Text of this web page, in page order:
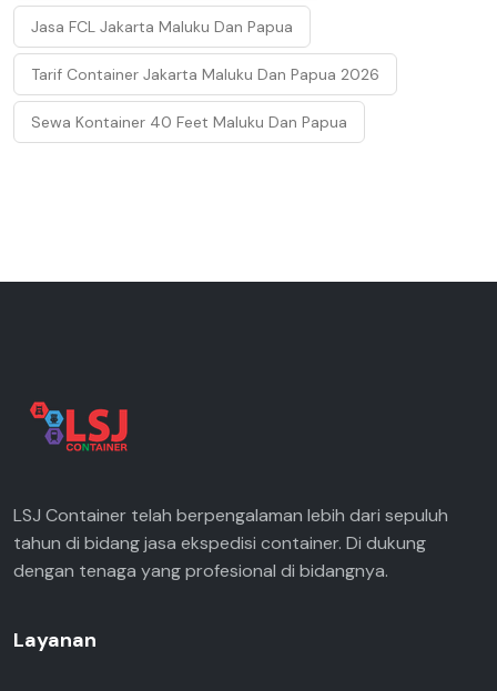
Jasa FCL Jakarta Maluku Dan Papua
Tarif Container Jakarta Maluku Dan Papua 2026
Sewa Kontainer 40 Feet Maluku Dan Papua
LSJ Container telah berpengalaman lebih dari sepuluh
tahun di bidang jasa ekspedisi container. Di dukung
dengan tenaga yang profesional di bidangnya.
Layanan